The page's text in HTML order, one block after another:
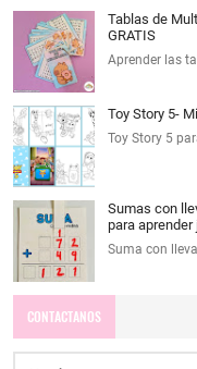
Tablas de
GRATIS
Aprender las
Toy Story 5-
Toy Story 5
Sumas con
para aprender
Suma con
CONTACTANOS